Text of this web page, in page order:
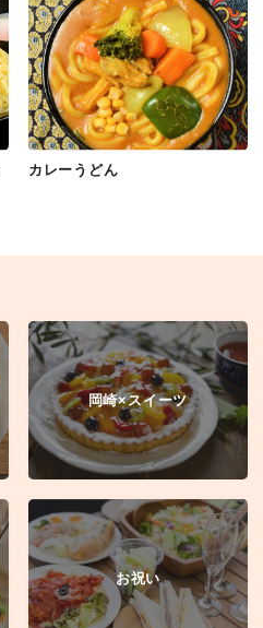
カレーうどん
岡崎×スイーツ
お祝い